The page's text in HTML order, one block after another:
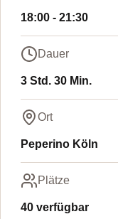
18:00 - 21:30
Dauer
3 Std. 30 Min.
Ort
Peperino Köln
Plätze
40 verfügbar